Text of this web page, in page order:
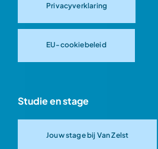
Privacyverklaring
EU-cookiebeleid
Studie en stage
Jouw stage bij Van Zelst